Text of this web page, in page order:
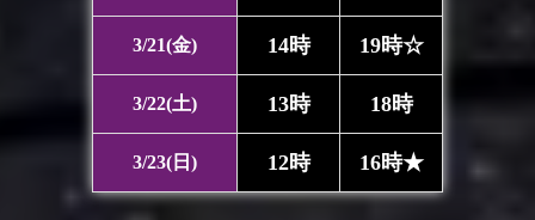
3/21(金) 14時 19時☆
3/22(土) 13時 18時
3/23(日) 12時 16時★